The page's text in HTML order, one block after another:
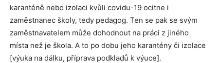
karanténě nebo izolaci kvůli covidu-19 ocitne i
zaměstnanec školy, tedy pedagog. Ten se pak se svým
zaměstnavatelem může dohodnout na práci z jiného
místa než je škola. A to po dobu jeho karantény či izolace
[výuka na dálku, příprava podkladů k výuce].